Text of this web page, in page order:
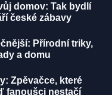
domov: Tak bydlí
české zábavy
Přírodní triky,
a domu
Zpěvačce, které
fanoušci nestačí